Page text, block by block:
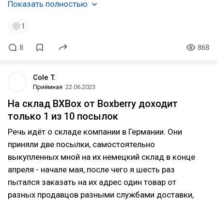
Показать полностью
1
8 868
Cole T.
Приёмная 22.06.2023
На склад BXBox от Boxberry доходит
только 1 из 10 посылок
Речь идёт о складе компании в Германии. Они
приняли две посылки, самостоятельно
выкупленных мной на их немецкий склад в конце
апреля - начале мая, после чего я шесть раз
пытался заказать на их адрес один товар от
разных продавцов разными службами доставки,